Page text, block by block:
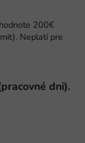
200€
Neplatí pre
dni).